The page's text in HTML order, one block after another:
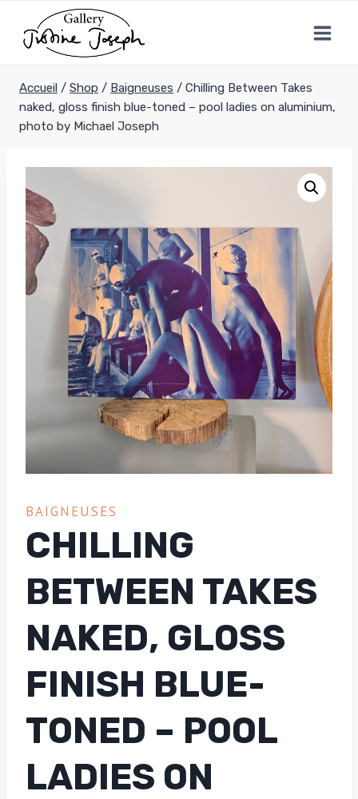
contenu
Accueil / Shop / Baigneuses / Chilling Between Takes
naked, gloss finish blue-toned – pool ladies on aluminium,
photo by Michael Joseph
BAIGNEUSES
CHILLING
BETWEEN TAKES
NAKED, GLOSS
FINISH BLUE-
TONED – POOL
LADIES ON